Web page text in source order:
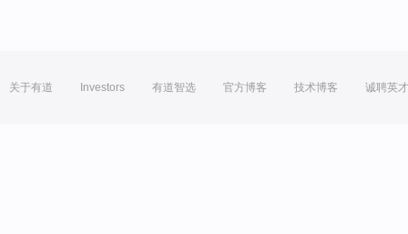
关于有道 Investors 有道智选 官方博客 技术博客 诚聘英才